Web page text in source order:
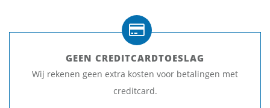
GEEN CREDITCARDTOESLAG
Wij rekenen geen extra kosten voor betalingen met
creditcard.